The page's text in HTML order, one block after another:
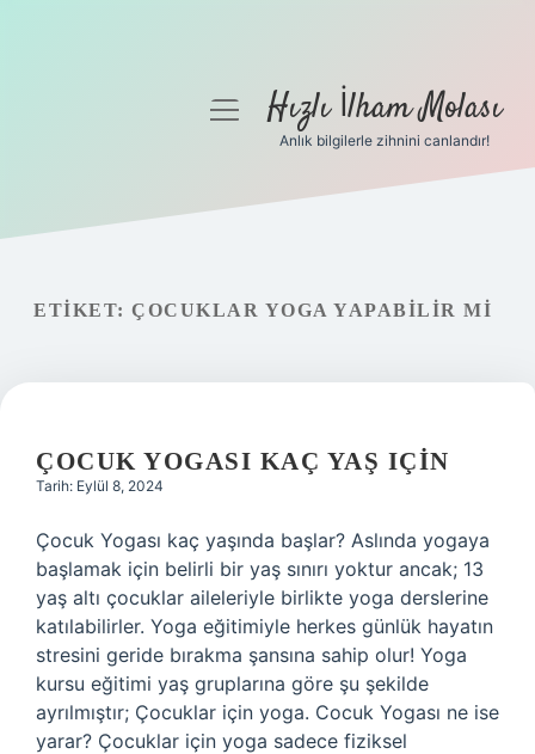
Gizlilik Politikası
menüyüHızlı İlham Molası
Anlık bilgilerle zihnini canlandır!
ETIKET: ÇOCUKLAR YOGA YAPABILIR MI
ÇOCUK YOGASI KAÇ YAŞ IÇIN
Tarih: Eylül 8, 2024
Çocuk Yogası kaç yaşında başlar? Aslında yogaya
başlamak için belirli bir yaş sınırı yoktur ancak; 13
yaş altı çocuklar aileleriyle birlikte yoga derslerine
katılabilirler. Yoga eğitimiyle herkes günlük hayatın
stresini geride bırakma şansına sahip olur! Yoga
kursu eğitimi yaş gruplarına göre şu şekilde
ayrılmıştır; Çocuklar için yoga. Cocuk Yogası ne ise
yarar? Çocuklar için yoga sadece fiziksel